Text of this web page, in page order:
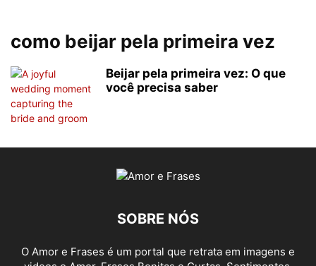
como beijar pela primeira vez
Beijar pela primeira vez: O que
você precisa saber
SOBRE NÓS
O Amor e Frases é um portal que retrata em imagens e